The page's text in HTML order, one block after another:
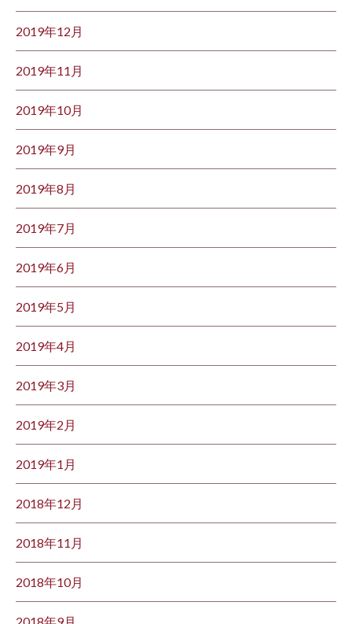
2019年12月
2019年11月
2019年10月
2019年9月
2019年8月
2019年7月
2019年6月
2019年5月
2019年4月
2019年3月
2019年2月
2019年1月
2018年12月
2018年11月
2018年10月